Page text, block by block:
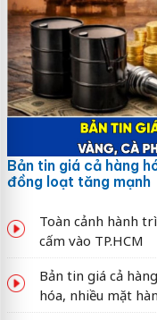
Bản tin giá cả hàng
đồng loạt tăng mạnh
Toàn cảnh hành
cấm vào TP.HCM
Bản tin giá cả
hóa, nhiều mặt